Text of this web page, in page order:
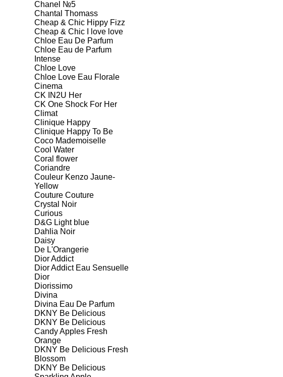
Chanel №5
Chantal Thomass
Cheap & Chic Hippy Fizz
Cheap & Chic I love love
Chloe Eau De Parfum
Chloe Eau de Parfum
Intense
Chloe Love
Chloe Love Eau Florale
Cinema
CK IN2U Her
CK One Shock For Her
Climat
Clinique Happy
Clinique Happy To Be
Coco Mademoiselle
Cool Water
Coral flower
Coriandre
Couleur Kenzo Jaune-
Yellow
Couture Couture
Crystal Noir
Curious
D&G Light blue
Dahlia Noir
Daisy
De L'Orangerie
Dior Addict
Dior Addict Eau Sensuelle
Dior
Diorissimo
Divina
Divina Eau De Parfum
DKNY Be Delicious
DKNY Be Delicious
Candy Apples Fresh
Orange
DKNY Be Delicious Fresh
Blossom
DKNY Be Delicious